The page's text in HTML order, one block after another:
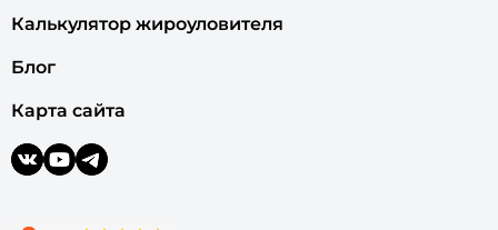
Калькулятор жироуловителя
Блог
Карта сайта